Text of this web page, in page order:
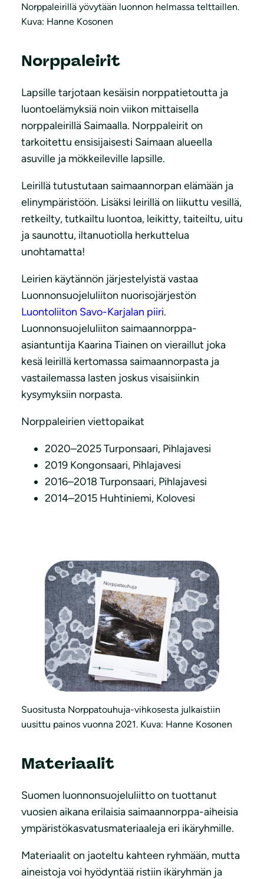
Norppaleirillä yövytään luonnon helmassa telttaillen.
Kuva: Hanne Kosonen
Norppaleirit
Lapsille tarjotaan kesäisin norppatietoutta ja
luontoelämyksiä noin viikon mittaisella
norppaleirillä Saimaalla. Norppaleirit on
tarkoitettu ensisijaisesti Saimaan alueella
asuville ja mökkeileville lapsille.
Leirillä tutustutaan saimaannorpan elämään ja
elinympäristöön. Lisäksi leirillä on liikuttu vesillä,
retkeilty, tutkailtu luontoa, leikitty, taiteiltu, uitu
ja saunottu, iltanuotiolla herkuttelua
unohtamatta!
Leirien käytännön järjestelyistä vastaa
Luonnonsuojeluliiton nuorisojärjestön
Luontoliiton Savo-Karjalan piiri.
Luonnonsuojeluliiton saimaannorppa-
asiantuntija Kaarina Tiainen on vieraillut joka
kesä leirillä kertomassa saimaannorpasta ja
vastailemassa lasten joskus visaisiinkin
kysymyksiin norpasta.
Norppaleirien viettopaikat
2020–2025 Turponsaari, Pihlajavesi
2019 Kongonsaari, Pihlajavesi
2016–2018 Turponsaari, Pihlajavesi
2014–2015 Huhtiniemi, Kolovesi
Suositusta Norppatouhuja-vihkosesta julkaistiin
uusittu painos vuonna 2021. Kuva: Hanne Kosonen
Materiaalit
Suomen luonnonsuojeluliitto on tuottanut
vuosien aikana erilaisia saimaannorppa-aiheisia
ympäristökasvatusmateriaaleja eri ikäryhmille.
Materiaalit on jaoteltu kahteen ryhmään, mutta
aineistoja voi hyödyntää ristiin ikäryhmän ja